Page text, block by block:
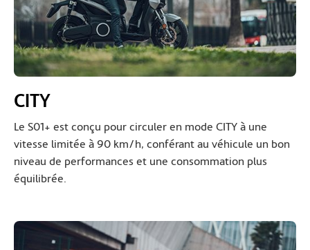
CITY
Le S01+ est conçu pour circuler en mode CITY à une
vitesse limitée à 90 km/h, conférant au véhicule un bon
niveau de performances et une consommation plus
équilibrée.